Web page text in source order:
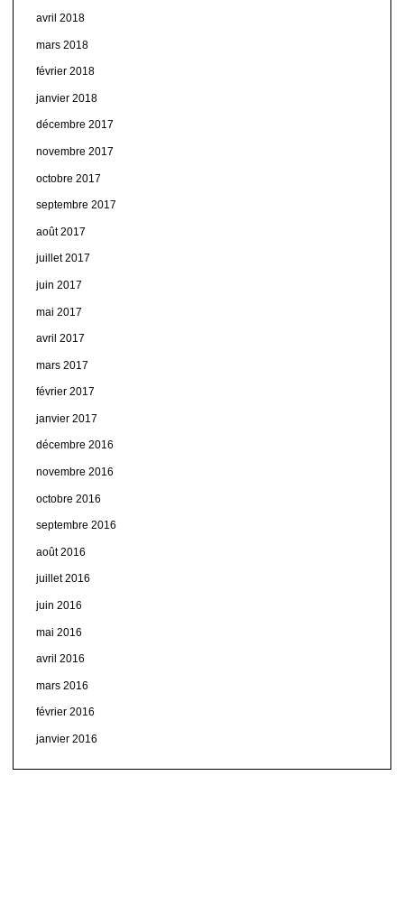
avril 2018
mars 2018
février 2018
janvier 2018
décembre 2017
novembre 2017
octobre 2017
septembre 2017
août 2017
juillet 2017
juin 2017
mai 2017
avril 2017
mars 2017
février 2017
janvier 2017
décembre 2016
novembre 2016
octobre 2016
septembre 2016
août 2016
juillet 2016
juin 2016
mai 2016
avril 2016
mars 2016
février 2016
janvier 2016